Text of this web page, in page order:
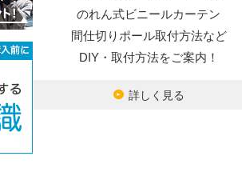
のれん式ビニールカーテン
間仕切りポール取付方法など
DIY・取付方法をご案内！
詳しく見る